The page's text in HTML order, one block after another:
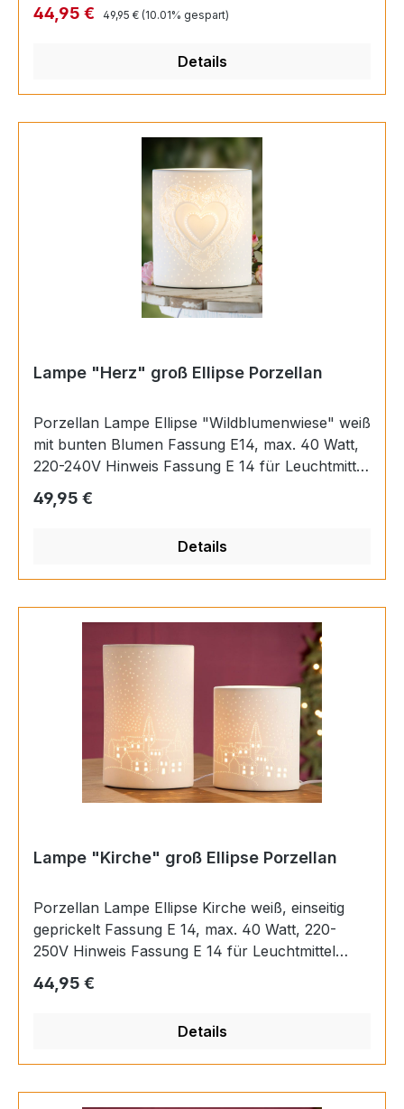
4009079347869
Verkaufspreis:
44,95 € Regulärer Preis:
49,95 € (10.01% gespart)
Details
Lampe "Herz" groß Ellipse Porzellan
Porzellan Lampe Ellipse "Wildblumenwiese" weiß
mit bunten Blumen Fassung E14, max. 40 Watt,
220-240V Hinweis Fassung E 14 für Leuchtmittel
Regulärer Preis:
49,95 €
Details
Lampe "Kirche" groß Ellipse Porzellan
Porzellan Lampe Ellipse Kirche weiß, einseitig
geprickelt Fassung E 14, max. 40 Watt, 220-
250V Hinweis Fassung E 14 für Leuchtmittel
Regulärer Preis:
44,95 €
Details